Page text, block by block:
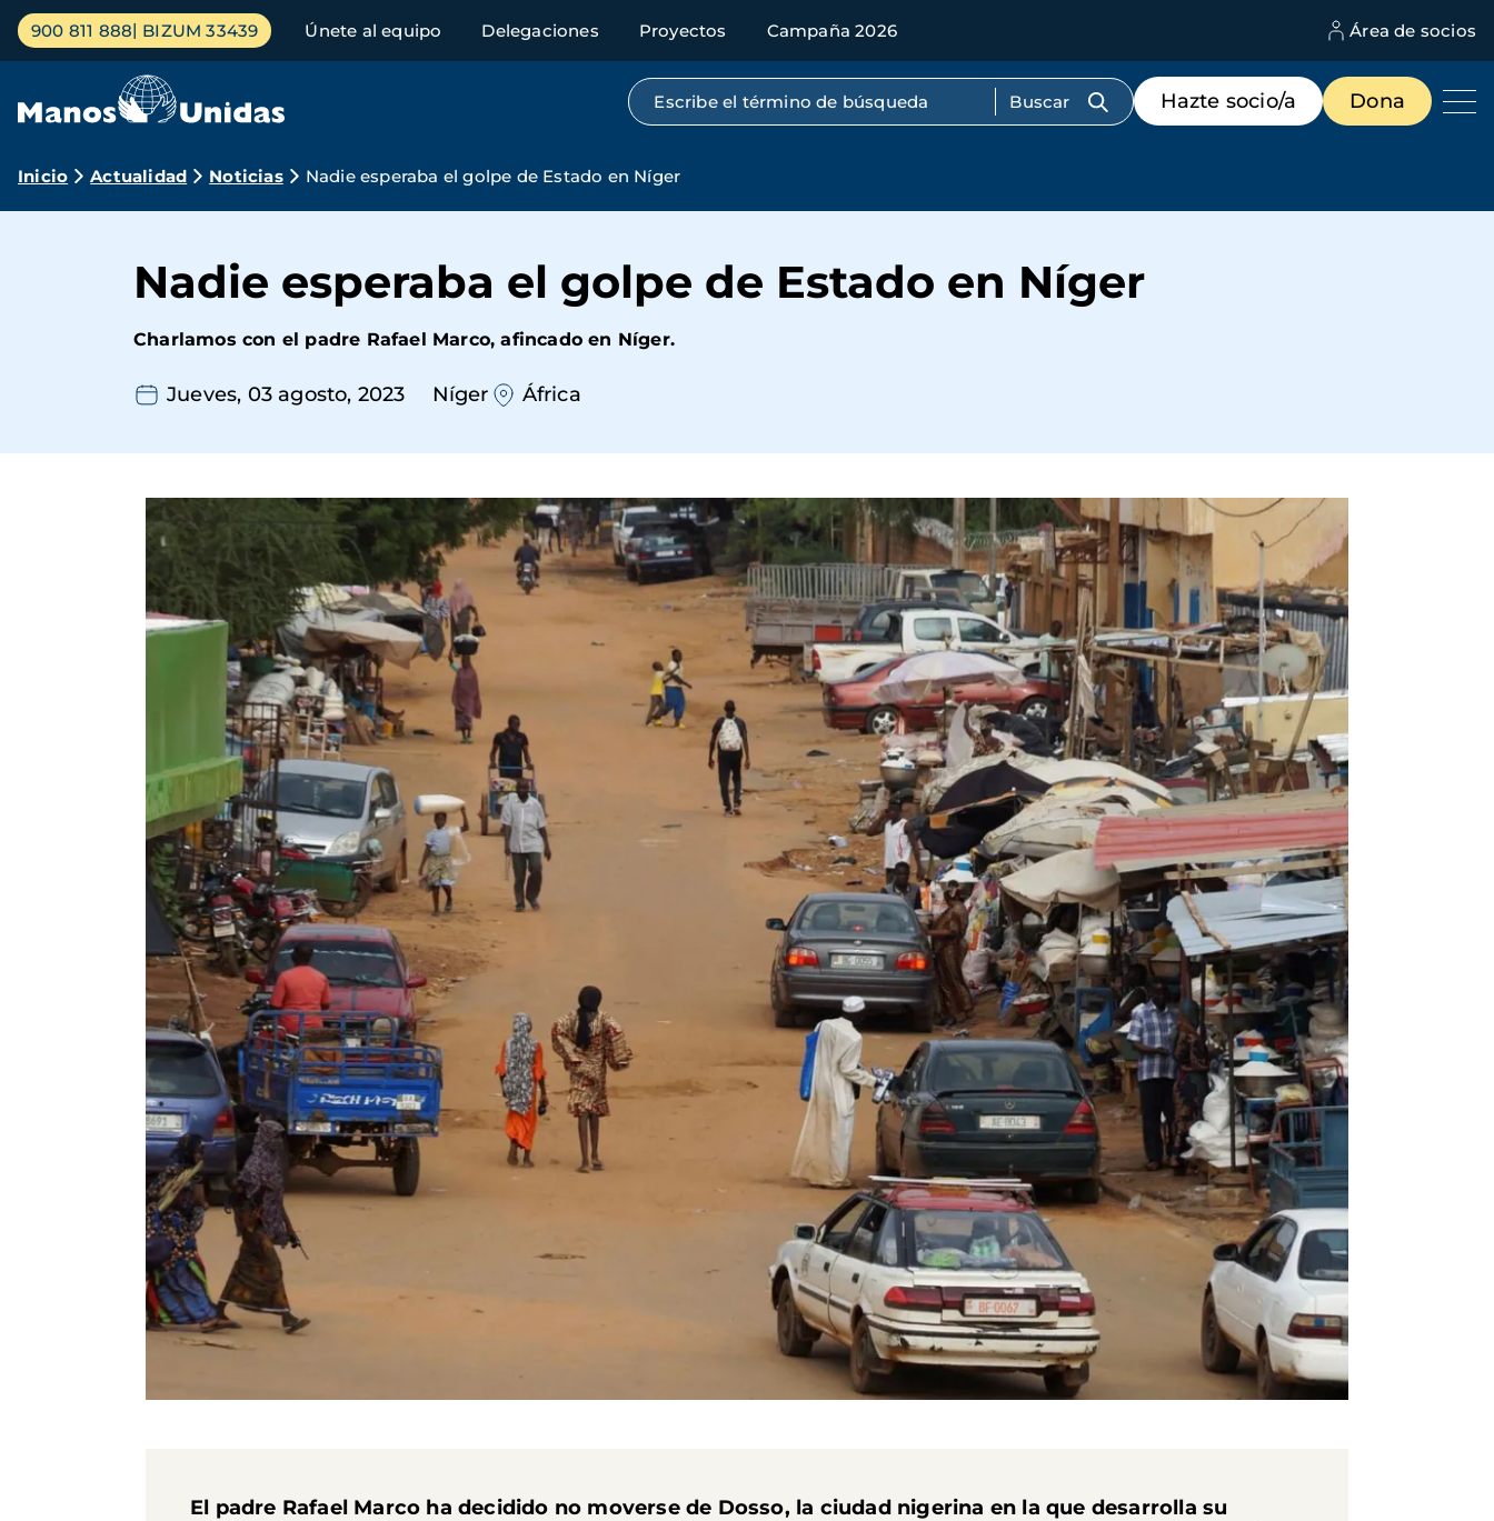
Pasar
contenido
Menú
principal
900 811 888 BIZUM 33439 Únete al equipo Delegaciones Proyectos Campaña 2026 Área de socios
Búsqueda por texto completo
Menú
de
destacados
Hazte socio/a Dona
Ruta
navegación
Inicio Actualidad Noticias Nadie esperaba el golpe de Estado en Níger
Nadie esperaba el golpe de Estado en Níger
Charlamos con el padre Rafael Marco, afincado en Níger.
Jueves, 03 agosto, 2023 Níger África
El padre Rafael Marco ha decidido no moverse de Dosso, la ciudad nigerina en la que desarrolla su